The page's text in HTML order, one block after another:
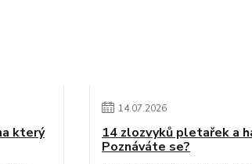
který
14.07.2026
14 zlozvyků pletařek a
Poznáváte se?